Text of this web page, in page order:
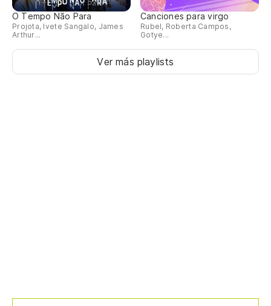
O Tempo Não Para
Projota, Ivete Sangalo, James
Arthur...
Canciones para virgo
Rubel, Roberta Campos,
Gotye...
Ver más playlists